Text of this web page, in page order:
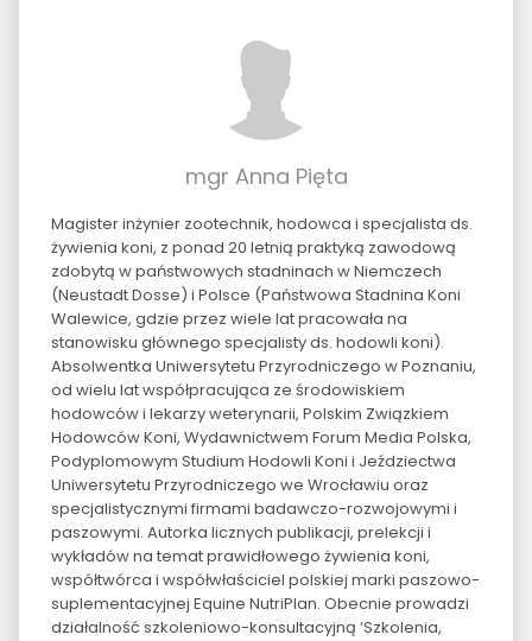
mgr Anna Pięta
Magister inżynier zootechnik, hodowca i specjalista ds.
żywienia koni, z ponad 20 letnią praktyką zawodową
zdobytą w państwowych stadninach w Niemczech
(Neustadt Dosse) i Polsce (Państwowa Stadnina Koni
Walewice, gdzie przez wiele lat pracowała na
stanowisku głównego specjalisty ds. hodowli koni).
Absolwentka Uniwersytetu Przyrodniczego w Poznaniu,
od wielu lat współpracująca ze środowiskiem
hodowców i lekarzy weterynarii, Polskim Związkiem
Hodowców Koni, Wydawnictwem Forum Media Polska,
Podyplomowym Studium Hodowli Koni i Jeździectwa
Uniwersytetu Przyrodniczego we Wrocławiu oraz
specjalistycznymi firmami badawczo-rozwojowymi i
paszowymi. Autorka licznych publikacji, prelekcji i
wykładów na temat prawidłowego żywienia koni,
współtwórca i współwłaściciel polskiej marki paszowo-
suplementacyjnej Equine NutriPlan. Obecnie prowadzi
działalność szkoleniowo-konsultacyjną ‘Szkolenia,